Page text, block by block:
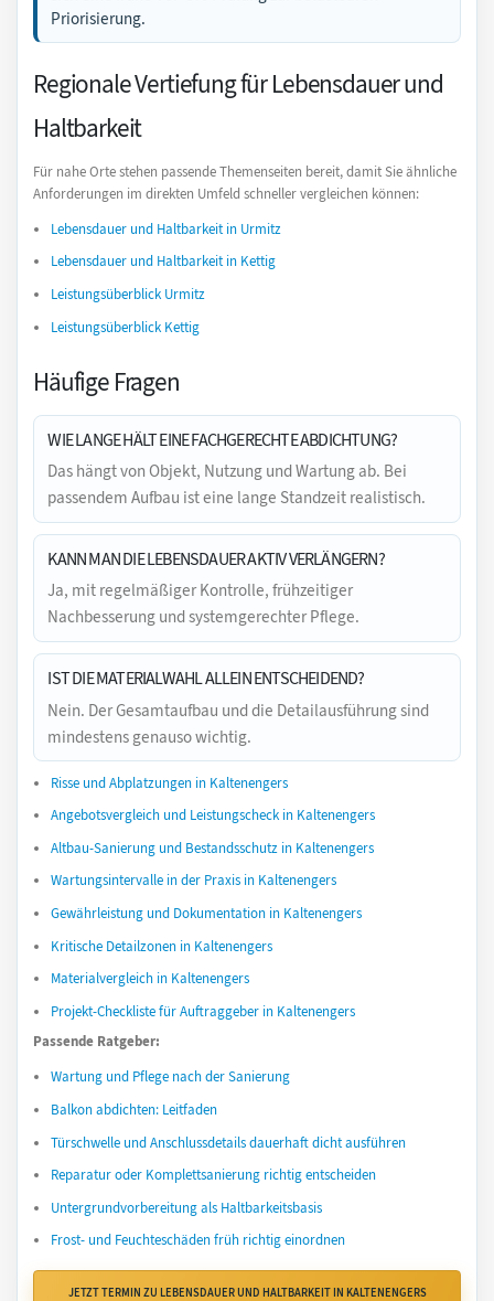
Priorisierung.
Regionale Vertiefung für Lebensdauer und
Haltbarkeit
Für nahe Orte stehen passende Themenseiten bereit, damit Sie ähnliche
Anforderungen im direkten Umfeld schneller vergleichen können:
Lebensdauer und Haltbarkeit in Urmitz
Lebensdauer und Haltbarkeit in Kettig
Leistungsüberblick Urmitz
Leistungsüberblick Kettig
Häufige Fragen
WIE LANGE HÄLT EINE FACHGERECHTE ABDICHTUNG?
Das hängt von Objekt, Nutzung und Wartung ab. Bei
passendem Aufbau ist eine lange Standzeit realistisch.
KANN MAN DIE LEBENSDAUER AKTIV VERLÄNGERN?
Ja, mit regelmäßiger Kontrolle, frühzeitiger
Nachbesserung und systemgerechter Pflege.
IST DIE MATERIALWAHL ALLEIN ENTSCHEIDEND?
Nein. Der Gesamtaufbau und die Detailausführung sind
mindestens genauso wichtig.
Risse und Abplatzungen in Kaltenengers
Angebotsvergleich und Leistungscheck in Kaltenengers
Altbau-Sanierung und Bestandsschutz in Kaltenengers
Wartungsintervalle in der Praxis in Kaltenengers
Gewährleistung und Dokumentation in Kaltenengers
Kritische Detailzonen in Kaltenengers
Materialvergleich in Kaltenengers
Projekt-Checkliste für Auftraggeber in Kaltenengers
Passende Ratgeber:
Wartung und Pflege nach der Sanierung
Balkon abdichten: Leitfaden
Türschwelle und Anschlussdetails dauerhaft dicht ausführen
Reparatur oder Komplettsanierung richtig entscheiden
Untergrundvorbereitung als Haltbarkeitsbasis
Frost- und Feuchteschäden früh richtig einordnen
JETZT TERMIN ZU LEBENSDAUER UND HALTBARKEIT IN KALTENENGERS